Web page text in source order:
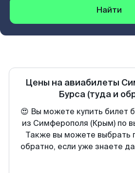
Найти
Цены на авиабилеты
Бурса (туда и
😍 Вы можете купить билет
из Симферополя (Крым) по
Также вы можете выбрать
обратно, если уже знаете